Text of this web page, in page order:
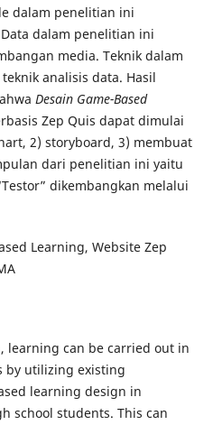
dalam penelitian ini
dalam penelitian ini
media. Teknik dalam
analisis data. Hasil
Desain Game-Based
Zep Quis dapat dimulai
2) storyboard, 3) membuat
dari penelitian ini yaitu
dikembangkan melalui
Learning, Website Zep
can be carried out in
by utilizing existing
learning design in
school students. This can